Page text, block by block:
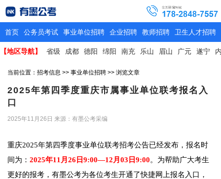
首页 公务员考试 事业单位招聘 企业招聘 教师招聘 卫生人才招聘
【地区导航】 省级 成都 德阳 绵阳 南充 乐山 眉山 广元 遂宁
当前位置： 招考信息 >> 事业单位招聘 >> 浏览文章
2025年第四季度重庆市属事业单位联考报名入
口
2025年11月26日 来源：有墨公考采编
重庆2025年第四季度事业单位联考招考公告已经发布，报名时
间为： 2025年11月26日9:00—12月03日9:00。为帮助广大考生
更好的报考，有墨公考为各位考生开通了快捷网上报名入口，